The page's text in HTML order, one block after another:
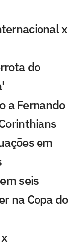
x
do
a Fernando
em
seis
na Copa do